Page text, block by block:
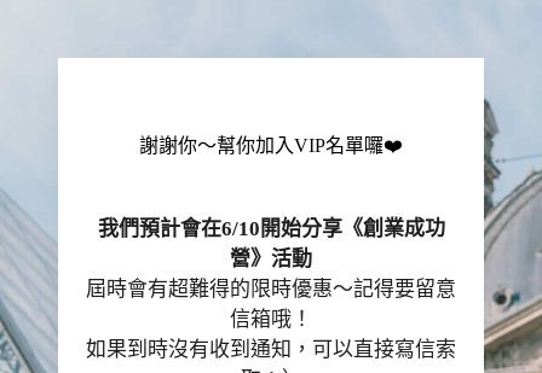
謝謝你～幫你加入VIP名單囉❤️
我們預計會在6/10開始分享《創業成功
營》活動
屆時會有超難得的限時優惠～記得要留意
信箱哦！
如果到時沒有收到通知，可以直接寫信索